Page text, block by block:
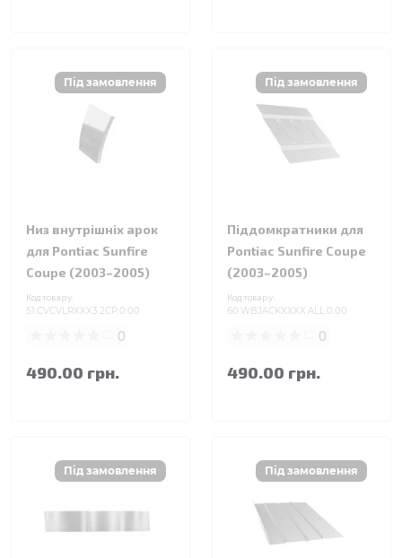
Низ внутрішніх арок
для Pontiac Sunfire
Coupe (2003–2005)
Код товару:
51.CVCVLRXXX3.2CP.0.00
0
490.00 грн.
Піддомкратники для
Pontiac Sunfire Coupe
(2003–2005)
Код товару:
60.WBJACKXXXX.ALL.0.00
0
490.00 грн.